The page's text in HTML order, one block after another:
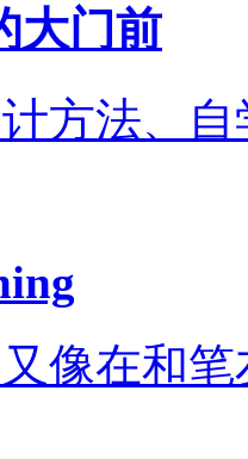
大门前
方法、
像在和笔